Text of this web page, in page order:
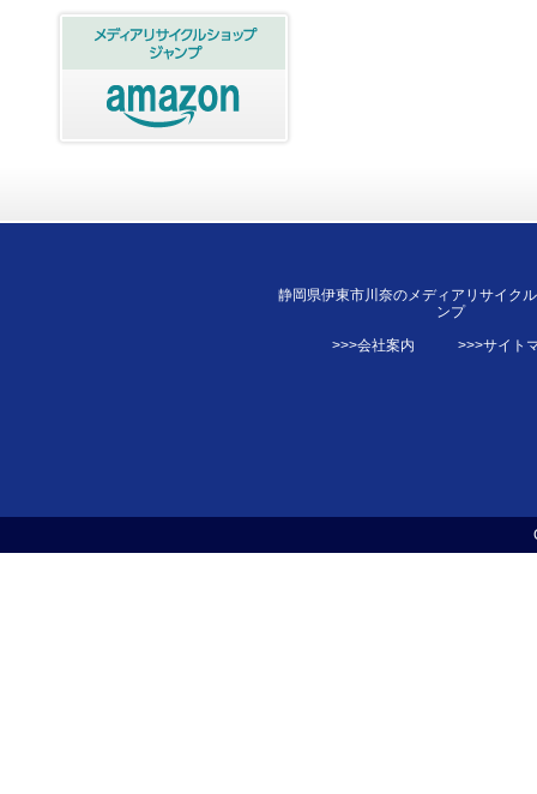
静岡県伊東市川奈のメディアリサイク
ンプ
>>>会社案内
>>>サイト